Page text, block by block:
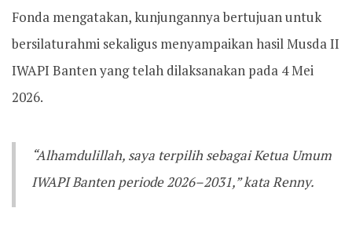
Fonda mengatakan, kunjungannya bertujuan untuk
bersilaturahmi sekaligus menyampaikan hasil Musda II
IWAPI Banten yang telah dilaksanakan pada 4 Mei
2026.
“Alhamdulillah, saya terpilih sebagai Ketua Umum
IWAPI Banten periode 2026–2031,” kata Renny.